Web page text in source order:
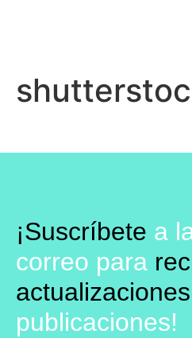
¡Suscríbete a
correo para
actualizaciones
publicaciones!